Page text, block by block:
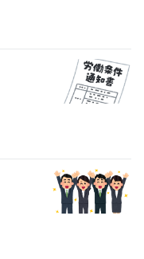
就業規則
ビジネスサポート 36協定